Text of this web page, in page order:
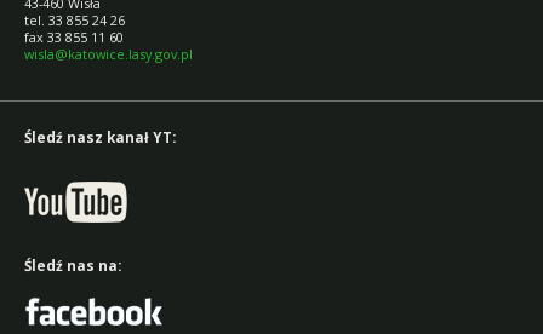
tel. 33 855 24 26
fax 33 855 11 60
wisla@katowice.lasy.gov.pl
Śledź nasz kanał YT:
Śledź nas na: